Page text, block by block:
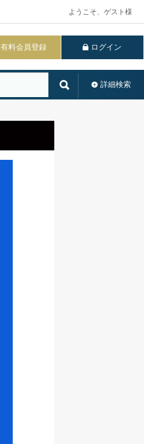
ようこそ、ゲスト様
有料会員登録 ログイン
詳細検索